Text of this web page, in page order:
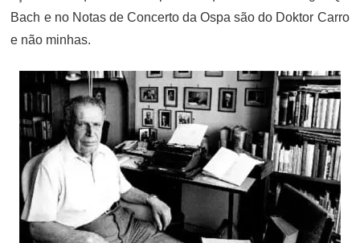
Bach e no Notas de Concerto da Ospa são do Doktor Carro
e não minhas.